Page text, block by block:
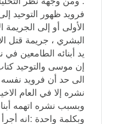
فرويد ظهور التوحيد
الأولى أو إلى الجريمة
البشري ، جريمة قتل
يد أبنائه الطامعين
إن موسى والتوحيد
الى حد أن فرويد
نشره إلا في العام
وبسبب نشره اتهمه
وبكلمة واحدة :انه أجرأ